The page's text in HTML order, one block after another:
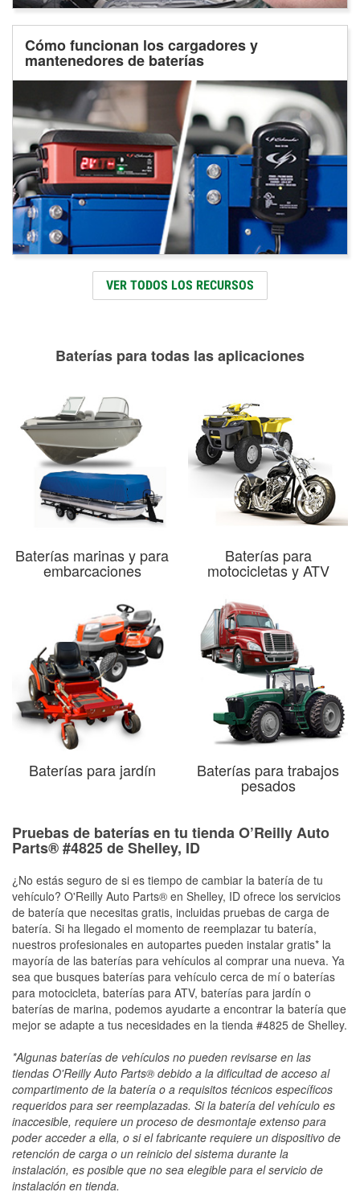
Cómo funcionan los cargadores y
mantenedores de baterías
VER TODOS LOS RECURSOS
Baterías para todas las aplicaciones
Baterías marinas y para
embarcaciones
Baterías para
motocicletas y ATV
Baterías para jardín Baterías para trabajos
pesados
Pruebas de baterías en tu tienda O’Reilly Auto
Parts® #4825 de Shelley, ID
¿No estás seguro de si es tiempo de cambiar la batería de tu
vehículo? O'Reilly Auto Parts® en Shelley, ID ofrece los servicios
de batería que necesitas gratis, incluidas pruebas de carga de
batería. Si ha llegado el momento de reemplazar tu batería,
nuestros profesionales en autopartes pueden instalar gratis* la
mayoría de las baterías para vehículos al comprar una nueva. Ya
sea que busques baterías para vehículo cerca de mí o baterías
para motocicleta, baterías para ATV, baterías para jardín o
baterías de marina, podemos ayudarte a encontrar la batería que
mejor se adapte a tus necesidades en la tienda #4825 de Shelley.
*Algunas baterías de vehículos no pueden revisarse en las
tiendas O'Reilly Auto Parts® debido a la dificultad de acceso al
compartimento de la batería o a requisitos técnicos específicos
requeridos para ser reemplazadas. Si la batería del vehículo es
inaccesible, requiere un proceso de desmontaje extenso para
poder acceder a ella, o si el fabricante requiere un dispositivo de
retención de carga o un reinicio del sistema durante la
instalación, es posible que no sea elegible para el servicio de
instalación en tienda.